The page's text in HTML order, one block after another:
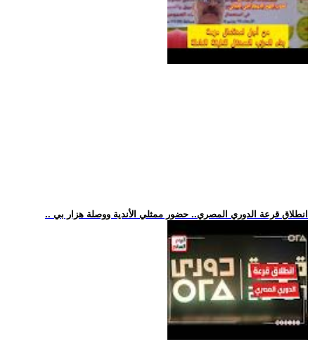
.. انطلاق قرعة الدوري المصري.. حضور ممثلي الأندية ووصلة هزار بي